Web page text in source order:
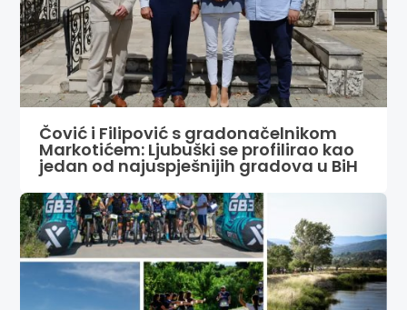
Čović i Filipović s gradonačelnikom
Markotićem: Ljubuški se profilirao kao
jedan od najuspješnijih gradova u BiH